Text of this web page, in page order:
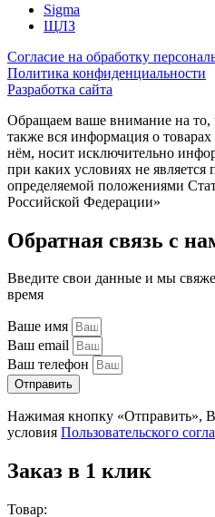
Sigma
ЩЛЗ
Согласие на обработку
Политика конфиденциальности
Разработка сайта
Обращаем ваше внимание на то,
также вся информация о
нём, носит исключительно
при каких условиях не
определяемой положениями
Российской Федерации»
Обратная связь с
Введите свои данные и мы
время
Ваше имя
Ваш email
Ваш телефон
Отправить
Нажимая кнопку «Отправить»,
условия Пользовательского
Заказ в 1 клик
Товар: